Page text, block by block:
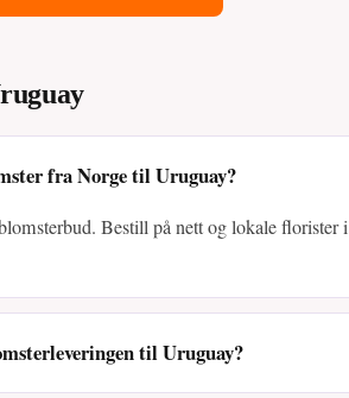
fra Norge til Uruguay?
Bestill på nett og lokale florister i
til Uruguay?